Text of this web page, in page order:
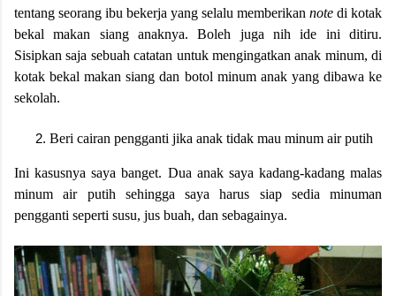
tentang seorang ibu bekerja yang selalu memberikan note di kotak
bekal makan siang anaknya. Boleh juga nih ide ini ditiru.
Sisipkan saja sebuah catatan untuk mengingatkan anak minum, di
kotak bekal makan siang dan botol minum anak yang dibawa ke
sekolah.
Beri cairan pengganti jika anak tidak mau minum air putih
Ini kasusnya saya banget. Dua anak saya kadang-kadang malas
minum air putih sehingga saya harus siap sedia minuman
pengganti seperti susu, jus buah, dan sebagainya.